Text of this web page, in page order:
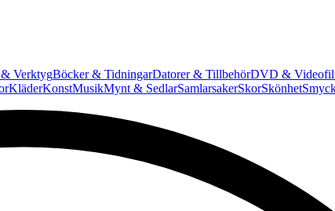
VerktygBöcker & TidningarDatorer & TillbehörDVD &
KläderKonstMusikMynt & SedlarSamlarsakerSkorSkönhet